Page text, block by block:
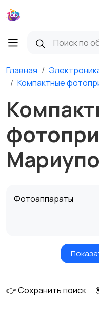
Главная
Компактные
Фотоаппараты
Видеонаблюдение
👉 Сохранить поиск